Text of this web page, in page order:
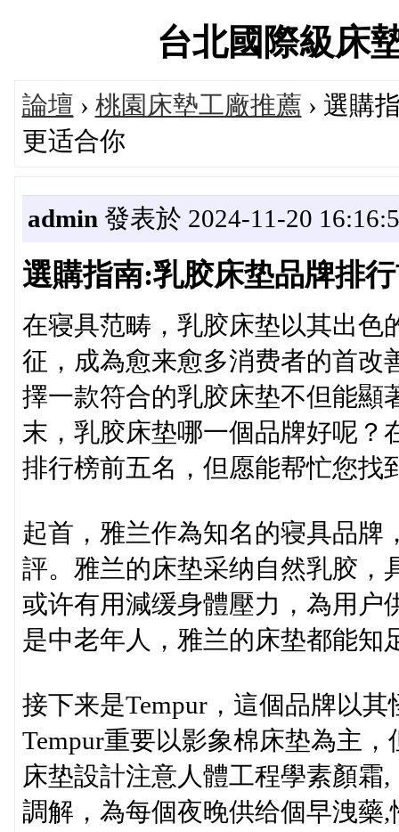
台北國際級床
論壇 › 桃園床墊工廠推薦 › 選購
更适合你
admin 發表於 2024-11-20
選購指南:乳胶床垫品牌排
在寝具范畴，乳胶床垫以其出色
征，成為愈来愈多消费者的首改
擇一款符合的乳胶床垫不但能顯
末，乳胶床垫哪一個品牌好呢？
排行榜前五名，但愿能帮忙您找
起首，雅兰作為知名的寝具品牌
評。雅兰的床垫采纳自然乳胶，
或许有用減缓身體壓力，為用户
是中老年人，雅兰的床垫都能知
接下来是Tempur，這個品牌以
Tempur重要以影象棉床垫為主
床垫設計注意人體工程學素顏霜
調解，為每個夜晚供给個早洩藥